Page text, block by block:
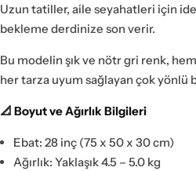
Uzun tatiller, aile seyahatleri için
bekleme derdinize son verir.
Bu modelin şık ve nötr gri renk,
her tarza uyum sağlayan çok yönlü
📐 Boyut ve Ağırlık Bilgileri
Ebat: 28 inç (75 x 50 x 30 cm)
Ağırlık: Yaklaşık 4.5 – 5.0 kg